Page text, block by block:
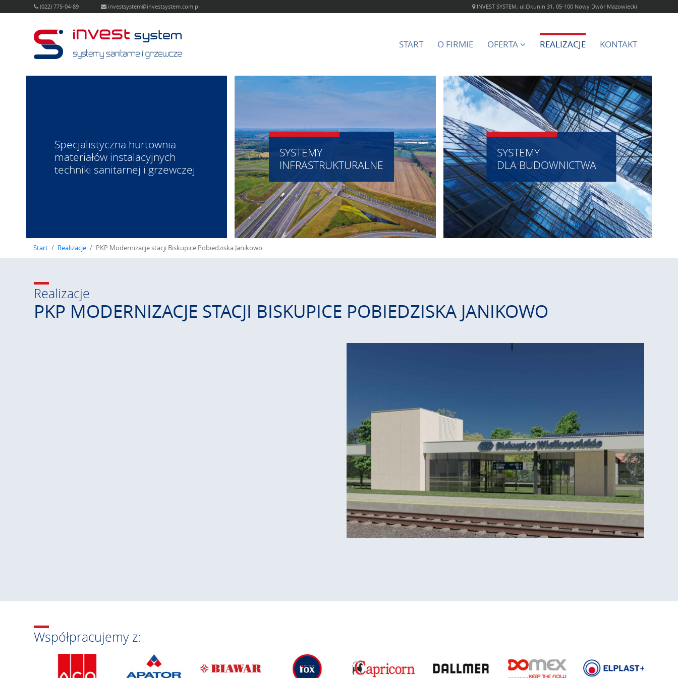
(022) 775-04-89 investsystem@investsystem.com.pl INVEST SYSTEM, ul.Okunin 31, 05-100 Nowy Dwór Mazowiecki
START O FIRMIE OFERTA REALIZACJE KONTAKT
Specjalistyczna hurtownia
materiałów instalacyjnych
techniki sanitarnej i grzewczej
SYSTEMY
INFRASTRUKTURALNE
SYSTEMY
DLA BUDOWNICTWA
Start Realizacje PKP Modernizacje stacji Biskupice Pobiedziska Janikowo
Realizacje
PKP MODERNIZACJE STACJI BISKUPICE POBIEDZISKA JANIKOWO
Współpracujemy z: